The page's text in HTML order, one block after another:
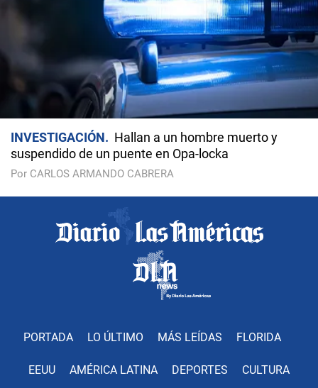
INVESTIGACIÓN
Hallan a un hombre muerto y
suspendido de un puente en Opa-locka
Por CARLOS ARMANDO CABRERA
PORTADA LO ÚLTIMO MÁS LEÍDAS FLORIDA
EEUU AMÉRICA LATINA DEPORTES CULTURA